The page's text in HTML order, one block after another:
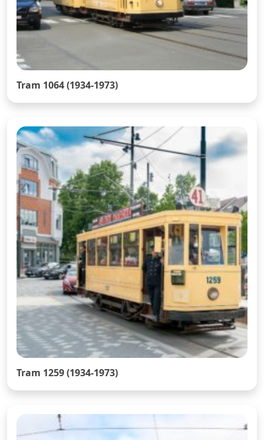
Tram 1064 (1934-1973)
Tram 1259 (1934-1973)